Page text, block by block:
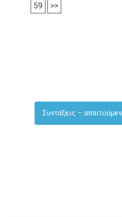
59
>>
Συντάξεις –